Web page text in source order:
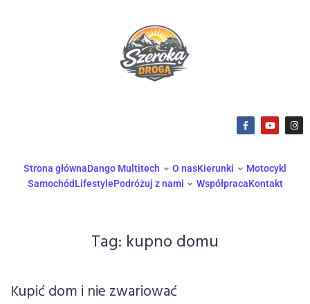
Strona głównaDango Multitech O nasKierunki
Motocykl
SamochódLifestylePodróżuj z nami WspółpracaKontakt
Tag: kupno domu
Kupić dom i nie zwariować